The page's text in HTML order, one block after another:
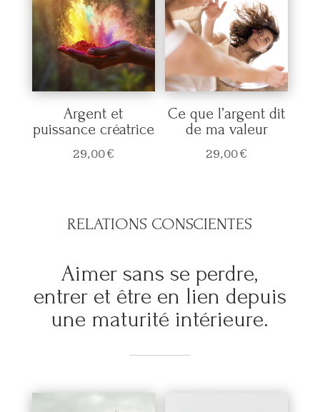
Argent et
puissance créatrice
29,00€
Ce que l’argent dit
de ma valeur
29,00€
RELATIONS CONSCIENTES
Aimer sans se perdre,
entrer et être en lien depuis
une maturité intérieure.